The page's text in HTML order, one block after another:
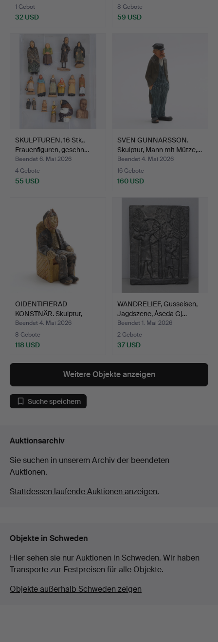
1 Gebot
32 USD
8 Gebote
59 USD
SKULPTUREN, 16 Stk.,
Frauenfiguren, geschn…
Beendet 6. Mai 2026
4 Gebote
55 USD
SVEN GUNNARSSON.
Skulptur, Mann mit Mütze,…
Beendet 4. Mai 2026
16 Gebote
160 USD
OIDENTIFIERAD
KONSTNÄR. Skulptur,
Mann mit…
Beendet 4. Mai 2026
8 Gebote
118 USD
WANDRELIEF, Gusseisen,
Jagdszene, Åseda Gj…
Beendet 1. Mai 2026
2 Gebote
37 USD
Weitere Objekte anzeigen
Suche speichern
Auktionsarchiv
Sie suchen in unserem Archiv der beendeten
Auktionen.
Stattdessen laufende Auktionen anzeigen.
Objekte in Schweden
Hier sehen sie nur Auktionen in Schweden. Wir haben
Transporte zur Festpreisen für alle Objekte.
Objekte außerhalb Schweden zeigen